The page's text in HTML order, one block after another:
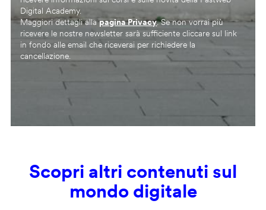
Digital Academy.
Maggiori dettagli allapagina Privacy. Se non vorrai più
ricevere le nostre newsletter sarà sufficiente cliccare sul link
in fondo alle email che riceverai per richiedere la
cancellazione.
Scopri altri contenuti sul
mondo digitale